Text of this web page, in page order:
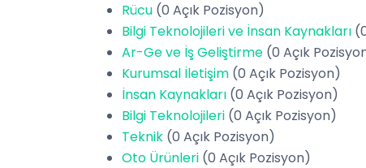
Rücu (0 Açık Pozisyon)
Bilgi Teknolojileri ve İnsan Kaynakları
Ar-Ge ve İş Geliştirme (0 Açık
Kurumsal İletişim (0 Açık Pozisyon)
İnsan Kaynakları (0 Açık Pozisyon)
Bilgi Teknolojileri (0 Açık Pozisyon)
Teknik (0 Açık Pozisyon)
Oto Ürünleri (0 Açık Pozisyon)